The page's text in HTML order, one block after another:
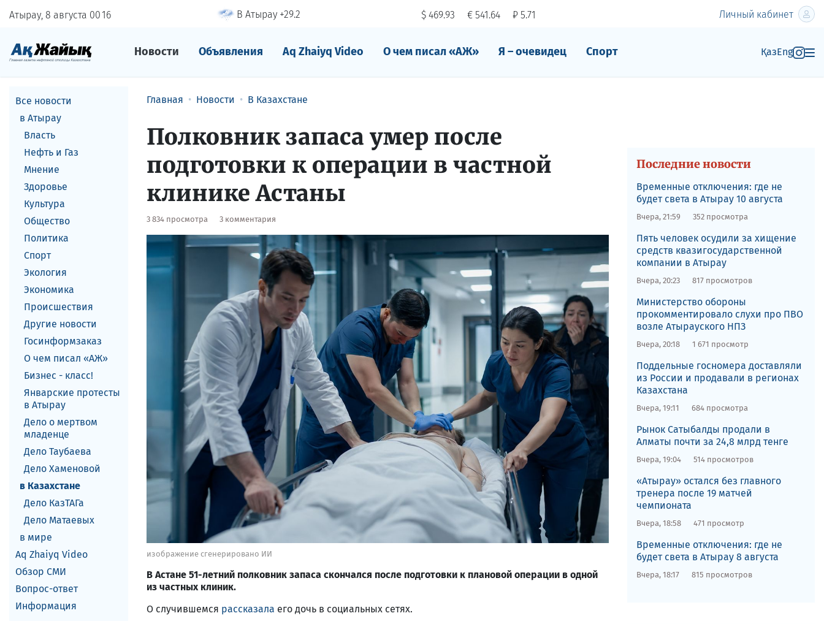
Атырау, 8 августа 0017 В Атырау +29.2 $ 469.93 € 541.64 ₽ 5.71 Личный кабинет
Новости Объявления Aq Zhaiyq Video О чем писал «АЖ» Я – очевидец Спорт ҚазEng
Все новости
в Атырау
Власть
Нефть и Газ
Мнение
Здоровье
Культура
Общество
Политика
Спорт
Экология
Экономика
Происшествия
Другие новости
Госинформзаказ
О чем писал «АЖ»
Бизнес - класс!
Январские протесты
в Атырау
Дело о мертвом
младенце
Дело Таубаева
Дело Хаменовой
в Казахстане
Дело КазТАГа
Дело Матаевых
в мире
Aq Zhaiyq Video
Обзор СМИ
Вопрос-ответ
Информация
Главная Новости В Казахстане
Полковник запаса умер после
подготовки к операции в частной
клинике Астаны
3 834 просмотра 3 комментария
изображение сгенерировано ИИ
В Астане 51-летний полковник запаса скончался после подготовки к плановой операции в одной
из частных клиник.
О случившемся рассказала его дочь в социальных сетях.
Последние новости
Временные отключения: где не
будет света в Атырау 10 августа
Вчера, 21:59 352 просмотра
Пять человек осудили за хищение
средств квазигосударственной
компании в Атырау
Вчера, 20:23 817 просмотров
​Министерство обороны
прокомментировало слухи про ПВО
возле Атырауского НПЗ
Вчера, 20:18 1 671 просмотр
Поддельные госномера доставляли
из России и продавали в регионах
Казахстана
Вчера, 19:11 684 просмотра
Рынок Сатыбалды продали в
Алматы почти за 24,8 млрд тенге
Вчера, 19:04 514 просмотров
«Атырау» остался без главного
тренера после 19 матчей
чемпионата
Вчера, 18:58 471 просмотр
Временные отключения: где не
будет света в Атырау 8 августа
Вчера, 18:17 815 просмотров